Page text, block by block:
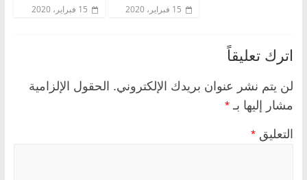
15 فبراير، 2020 15 فبراير، 2020
اترك تعليقاً
لن يتم نشر عنوان بريدك الإلكتروني. الحقول الإلزامية
مشار إليها بـ *
التعليق *